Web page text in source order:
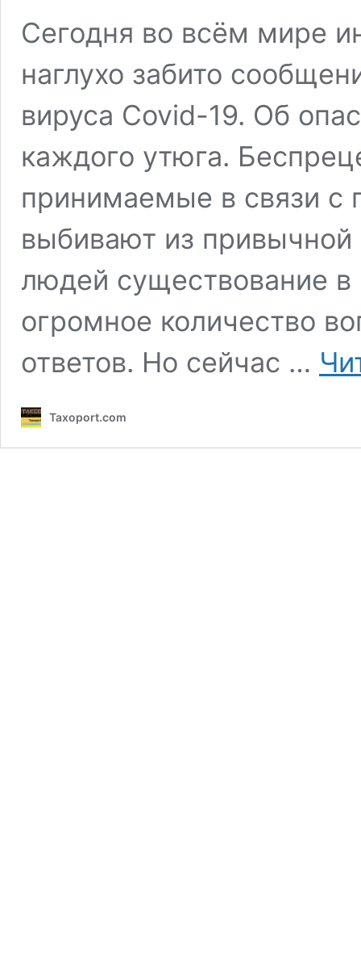
Сегодня во всём мире
наглухо забито
вируса Covid-19. Об
каждого утюга.
принимаемые в связи с
выбивают из
людей существование в
огромное количество
ответов. Но сейчас …
Taxoport.com